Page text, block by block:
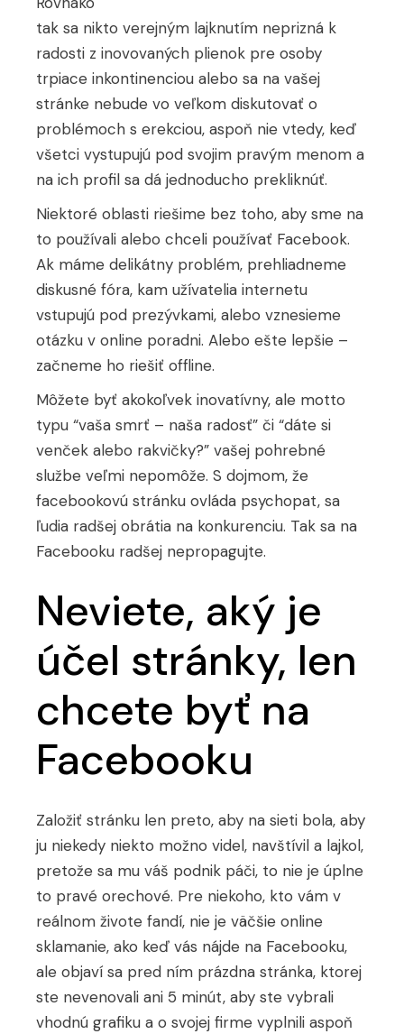
tak sa nikto verejným lajknutím neprizná k
radosti z inovovaných plienok pre osoby
trpiace inkontinenciou alebo sa na vašej
stránke nebude vo veľkom diskutovať o
problémoch s erekciou, aspoň nie vtedy, keď
všetci vystupujú pod svojim pravým menom a
na ich profil sa dá jednoducho prekliknúť.
Niektoré oblasti riešime bez toho, aby sme na
to používali alebo chceli používať Facebook.
Ak máme delikátny problém, prehliadneme
diskusné fóra, kam užívatelia internetu
vstupujú pod prezývkami, alebo vznesieme
otázku v online poradni. Alebo ešte lepšie –
začneme ho riešiť offline.
Môžete byť akokoľvek inovatívny, ale motto
typu “vaša smrť – naša radosť” či “dáte si
venček alebo rakvičky?” vašej pohrebné
službe veľmi nepomôže. S dojmom, že
facebookovú stránku ovláda psychopat, sa
ľudia radšej obrátia na konkurenciu. Tak sa na
Facebooku radšej nepropagujte.
Neviete, aký je
účel stránky, len
chcete byť na
Facebooku
Založiť stránku len preto, aby na sieti bola, aby
ju niekedy niekto možno videl, navštívil a lajkol,
pretože sa mu váš podnik páči, to nie je úplne
to pravé orechové. Pre niekoho, kto vám v
reálnom živote fandí, nie je väčšie online
sklamanie, ako keď vás nájde na Facebooku,
ale objaví sa pred ním prázdna stránka, ktorej
ste nevenovali ani 5 minút, aby ste vybrali
vhodnú grafiku a o svojej firme vyplnili aspoň